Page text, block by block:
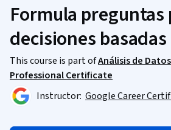
Formula
decisiones
This course is part ofAnálisis de
Professional Certificate
Instructor: Google Career